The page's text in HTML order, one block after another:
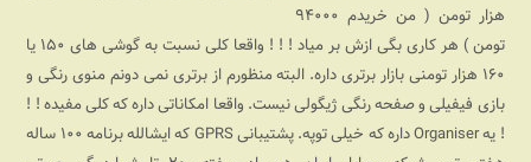
هزار تومن ( من خریدم ۹۴۰۰۰
تومن ) هر کاری بگی ازش بر میاد ! ! ! واقعا کلی نسبت به گوشی های ۱۵۰ یا
۱۶۰ هزار تومنی بازار برتری داره. البته منظورم از برتری نمی دونم منوی رنگی و
بازی فیفیلی و صفحه رنگی ژیگولی نیست. واقعا امکاناتی داره که کلی مفیده ! !
! یه Organiser داره که خیلی توپه. پشتیبانی GPRS که ایشالله برنامه ۱۰۰ ساله